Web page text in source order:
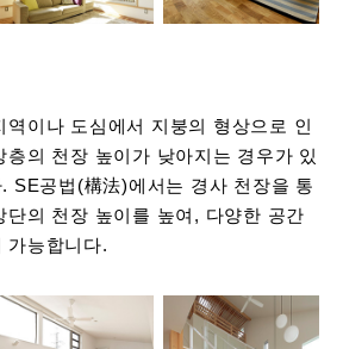
역이나 도심에서 지붕의 형상으로 인
층의 천장 높이가 낮아지는 경우가 있
SE공법(構法)에서는 경사 천장을 통
단의 천장 높이를 높여, 다양한 공간
가능합니다.